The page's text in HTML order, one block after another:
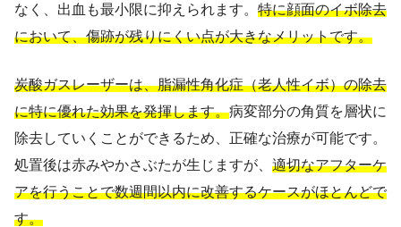
なく、出血も最小限に抑えられます。 特に顔面のイボ除去
において、傷跡が残りにくい点が大きなメリットです。
炭酸ガスレーザーは、脂漏性角化症（老人性イボ）の除去
に特に優れた効果を発揮します。病変部分の角質を層状に
除去していくことができるため、正確な治療が可能です。
処置後は赤みやかさぶたが生じますが、 適切なアフターケ
アを行うことで数週間以内に改善するケースがほとんどで
す。